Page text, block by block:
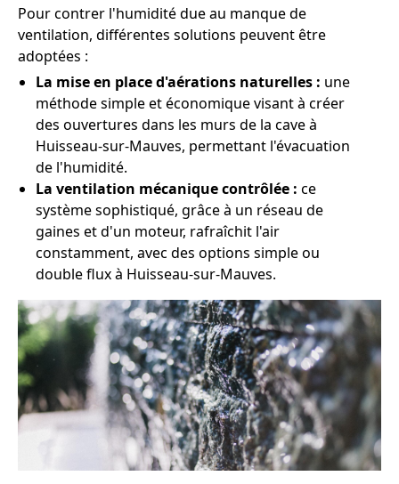
Pour contrer l'humidité due au manque de
ventilation, différentes solutions peuvent être
adoptées :
La mise en place d'aérations naturelles : une
méthode simple et économique visant à créer
des ouvertures dans les murs de la cave à
Huisseau-sur-Mauves, permettant l'évacuation
de l'humidité.
La ventilation mécanique contrôlée : ce
système sophistiqué, grâce à un réseau de
gaines et d'un moteur, rafraîchit l'air
constamment, avec des options simple ou
double flux à Huisseau-sur-Mauves.